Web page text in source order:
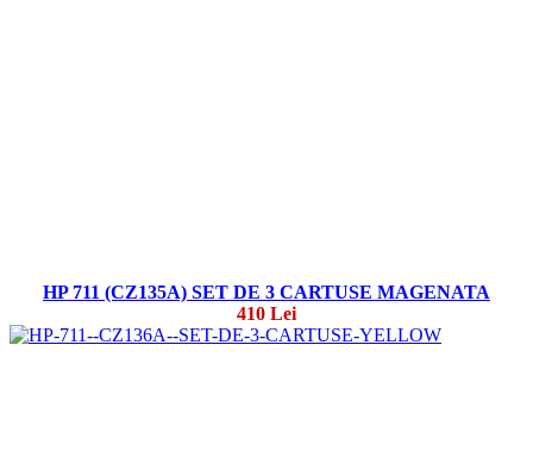
HP 711 (CZ135A) SET DE 3 CARTUSE MAGENATA
410 Lei